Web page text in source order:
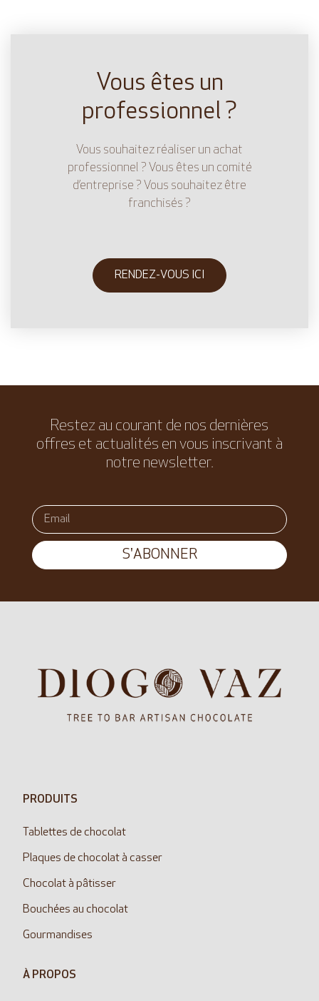
Vous êtes un
professionnel ?
Vous souhaitez réaliser un achat
professionnel ? Vous êtes un comité
d’entreprise ? Vous souhaitez être
franchisés ?
RENDEZ-VOUS ICI
Restez au courant de nos dernières
offres et actualités en vous inscrivant à
notre newsletter.
S'ABONNER
PRODUITS
Tablettes de chocolat
Plaques de chocolat à casser
Chocolat à pâtisser
Bouchées au chocolat
Gourmandises
À PROPOS